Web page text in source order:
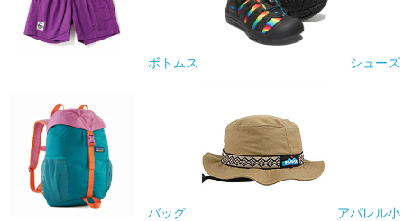
ボトムス シューズ
バッグ
アパレル小